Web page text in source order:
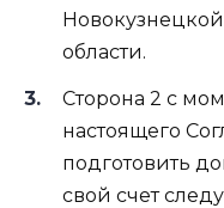
области.
Сторона 2 с
настоящего
подготовить
свой счет